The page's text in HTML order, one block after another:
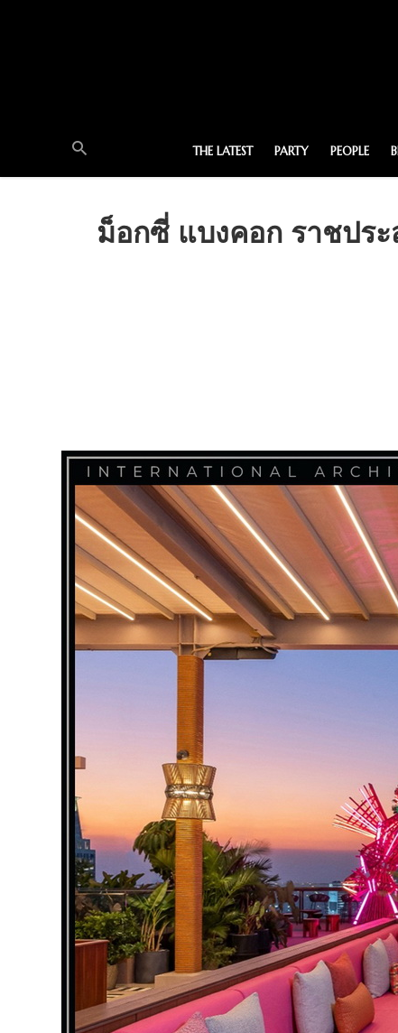
THE LATEST PARTY PEOPLE
ม็อกซี่ แบงคอก ราชปร